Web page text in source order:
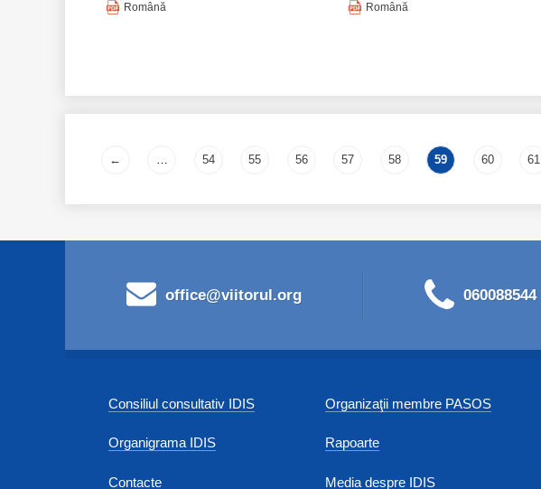
Română Română
← … 54 55 56 57 58 59 60 61
office@viitorul.org 060088544
Consiliul consultativ IDIS
Organigrama IDIS
Contacte
Organizaţii membre PASOS
Rapoarte
Media despre IDIS